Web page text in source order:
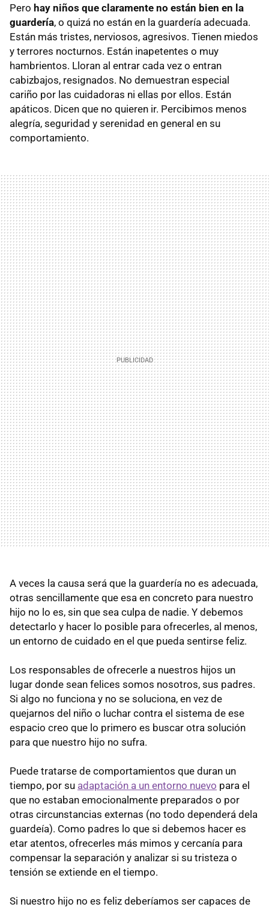
Pero hay niños que claramente no están bien en la
guardería, o quizá no están en la guardería adecuada.
Están más tristes, nerviosos, agresivos. Tienen miedos
y terrores nocturnos. Están inapetentes o muy
hambrientos. Lloran al entrar cada vez o entran
cabizbajos, resignados. No demuestran especial
cariño por las cuidadoras ni ellas por ellos. Están
apáticos. Dicen que no quieren ir. Percibimos menos
alegría, seguridad y serenidad en general en su
comportamiento.
A veces la causa será que la guardería no es adecuada,
otras sencillamente que esa en concreto para nuestro
hijo no lo es, sin que sea culpa de nadie. Y debemos
detectarlo y hacer lo posible para ofrecerles, al menos,
un entorno de cuidado en el que pueda sentirse feliz.
Los responsables de ofrecerle a nuestros hijos un
lugar donde sean felices somos nosotros, sus padres.
Si algo no funciona y no se soluciona, en vez de
quejarnos del niño o luchar contra el sistema de ese
espacio creo que lo primero es buscar otra solución
para que nuestro hijo no sufra.
Puede tratarse de comportamientos que duran un
tiempo, por su adaptación a un entorno nuevo para el
que no estaban emocionalmente preparados o por
otras circunstancias externas (no todo dependerá dela
guardeía). Como padres lo que si debemos hacer es
etar atentos, ofrecerles más mimos y cercanía para
compensar la separación y analizar si su tristeza o
tensión se extiende en el tiempo.
Si nuestro hijo no es feliz deberíamos ser capaces de